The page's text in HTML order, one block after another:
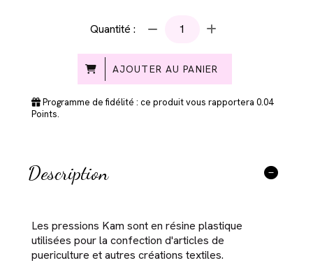
Quantité :
AJOUTER AU PANIER
Programme de fidélité : ce produit vous rapportera 0.04
Points.
Description
Les pressions Kam sont en résine plastique
utilisées pour la confection d'articles de
puericulture et autres créations textiles.